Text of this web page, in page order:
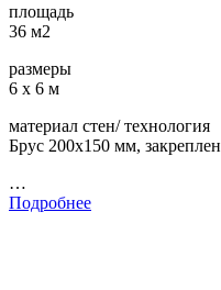
площадь
36 м2
размеры
6 х 6 м
материал стен/ технология
Брус 200х150 мм, закреплен
…
Подробнее